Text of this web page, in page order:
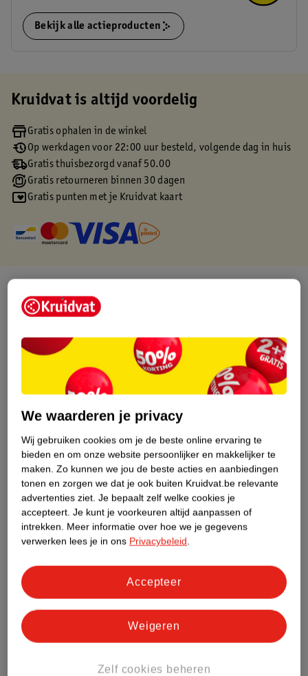
Bekijk alle actieproducten
Kruidvat is altijd voordelig
Gratis ophalen in de winkel
Op werkdagen voor 22:00 uur besteld, volgende dag in huis
Gratis thuisbezorgd vanaf 50.00
Gratis retourneren binnen 30 dagen
Gratis punten met je Kruidvat kaart
Productinformatie
Etiketinformatie
Dit product heeft (nog) geen Nature
Impact Score.
Meer informatie
Bestel & Bezorginformatie
Meer Alle Elektrische tandenborstels
Hoe controleren wij de reviews?
We waarderen je privacy
Wij gebruiken cookies om je de beste online ervaring te
bieden en om onze website persoonlijker en makkelijker te
maken. Zo kunnen we jou de beste acties en aanbiedingen
tonen en zorgen we dat je ook buiten Kruidvat.be relevante
advertenties ziet. Je bepaalt zelf welke cookies je
accepteert. Je kunt je voorkeuren altijd aanpassen of
intrekken. Meer informatie over hoe we je gegevens
verwerken lees je in ons Privacybeleid.
Zelf cookies beheren
Weigeren
Accepteer